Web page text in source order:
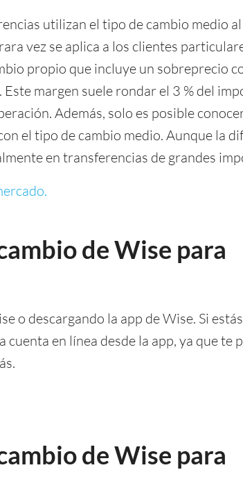
utilizan el tipo de cambio medio
vez se aplica a los clientes
propio que incluye un sobreprecio
margen suele rondar el 3 % del
Además, solo es posible
el tipo de cambio medio. Aunque la
en transferencias de grandes
de Wise para
o descargando la app de Wise. Si
en línea desde la app, ya que te
de Wise para